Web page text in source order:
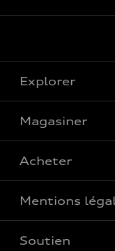
Explorer
Voir tous les modèles
Magasiner
Offres spéciales
Acheter
Réserver un essai
Mentions
Confidentialité
Soutien